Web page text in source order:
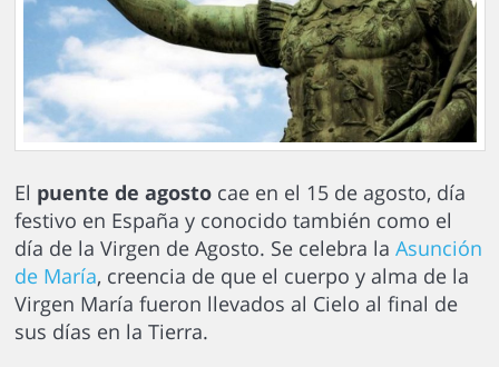
El puente de agostocae en el 15 de agosto, día
festivo en España y conocido también como el
día de la Virgen de Agosto. Se celebra la Asunción
de María, creencia de que el cuerpo y alma de la
Virgen María fueron llevados al Cielo al final de
sus días en la Tierra.